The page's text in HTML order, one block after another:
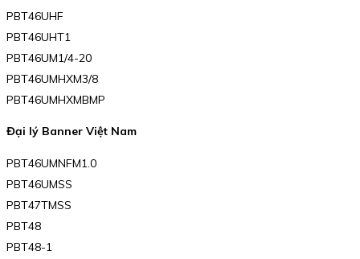
PBT46UHF
PBT46UHT1
PBT46UM1/4-20
PBT46UMHXM3/8
PBT46UMHXMBMP
Đại lý Banner Việt Nam
PBT46UMNFM1.0
PBT46UMSS
PBT47TMSS
PBT48
PBT48-1